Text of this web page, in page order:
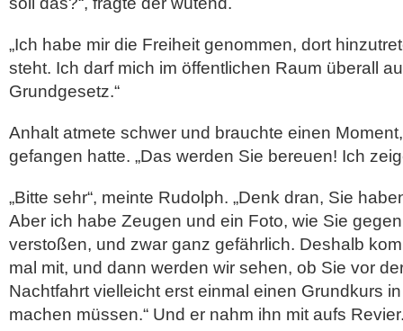
„Ich habe mir die Freiheit genommen, dort
steht. Ich darf mich im öffentlichen Raum überall
Grundgesetz.“
Anhalt atmete schwer und brauchte einen
gefangen hatte. „Das werden Sie bereuen! Ich
„Bitte sehr“, meinte Rudolph. „Denk dran, Sie
Aber ich habe Zeugen und ein Foto, wie Sie
verstoßen, und zwar ganz gefährlich. Deshalb
mal mit, und dann werden wir sehen, ob Sie vor
Nachtfahrt vielleicht erst einmal einen Grundkurs
machen müssen.“ Und er nahm ihn mit aufs